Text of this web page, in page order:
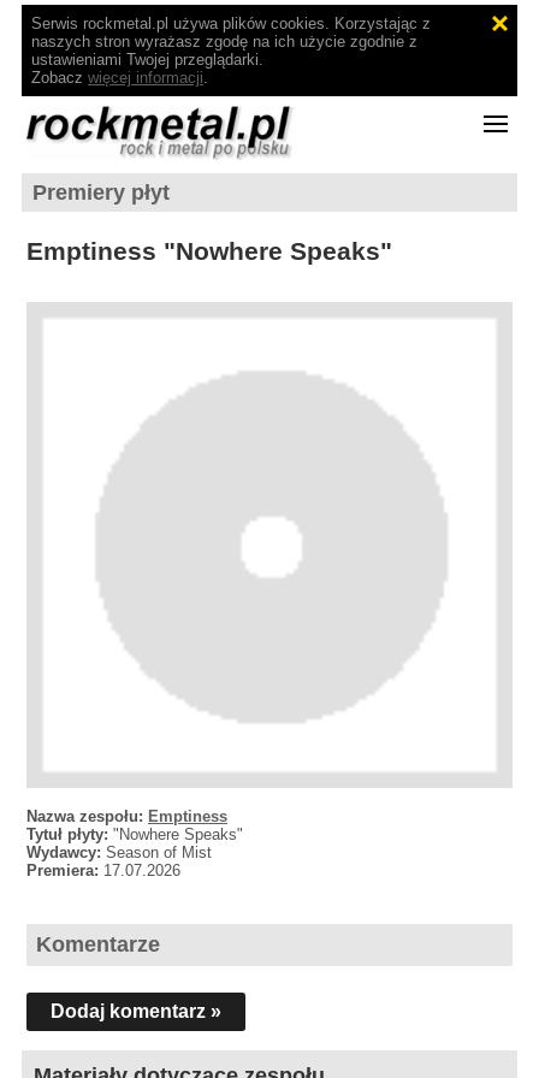
Serwis rockmetal.pl używa plików cookies. Korzystając z
naszych stron wyrażasz zgodę na ich użycie zgodnie z
ustawieniami Twojej przeglądarki.
Zobacz więcej informacji.
Premiery płyt
Emptiness "Nowhere Speaks"
Nazwa zespołu: Emptiness
Tytuł płyty: "Nowhere Speaks"
Wydawcy: Season of Mist
Premiera: 17.07.2026
Komentarze
Dodaj komentarz »